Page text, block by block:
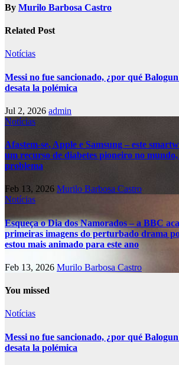
By Murilo Barbosa Castro
Related Post
Notícias
Messi no fue sancionado, ¿por qué
desata la polémica
Jul 2, 2026 admin
Notícias
Afastem-se, Apple e Samsung – este
um recurso de diabetes pioneiro no
problema
Feb 13, 2026 Murilo Barbosa Castro
Notícias
Esqueça o Dia dos Namorados – a BBC
primeiras imagens do perturbado drama
estou mais animado para este ano
Feb 13, 2026 Murilo Barbosa Castro
You missed
Notícias
Messi no fue sancionado, ¿por qué
desata la polémica